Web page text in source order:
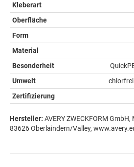
Kleberart
Oberfläche
Form
Material
Besonderheit
Umwelt
chlorfrei
Zertifizierung
Hersteller: AVERY ZWECKFORM
83626 Oberlaindern/Valley,